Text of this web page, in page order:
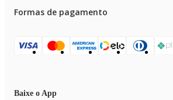
Formas de pagamento
Baixe o App